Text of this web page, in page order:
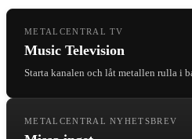
METALCENTRAL TV
Music Television
Starta kanalen och låt metallen rulla i
METALCENTRAL NYHETSBREV